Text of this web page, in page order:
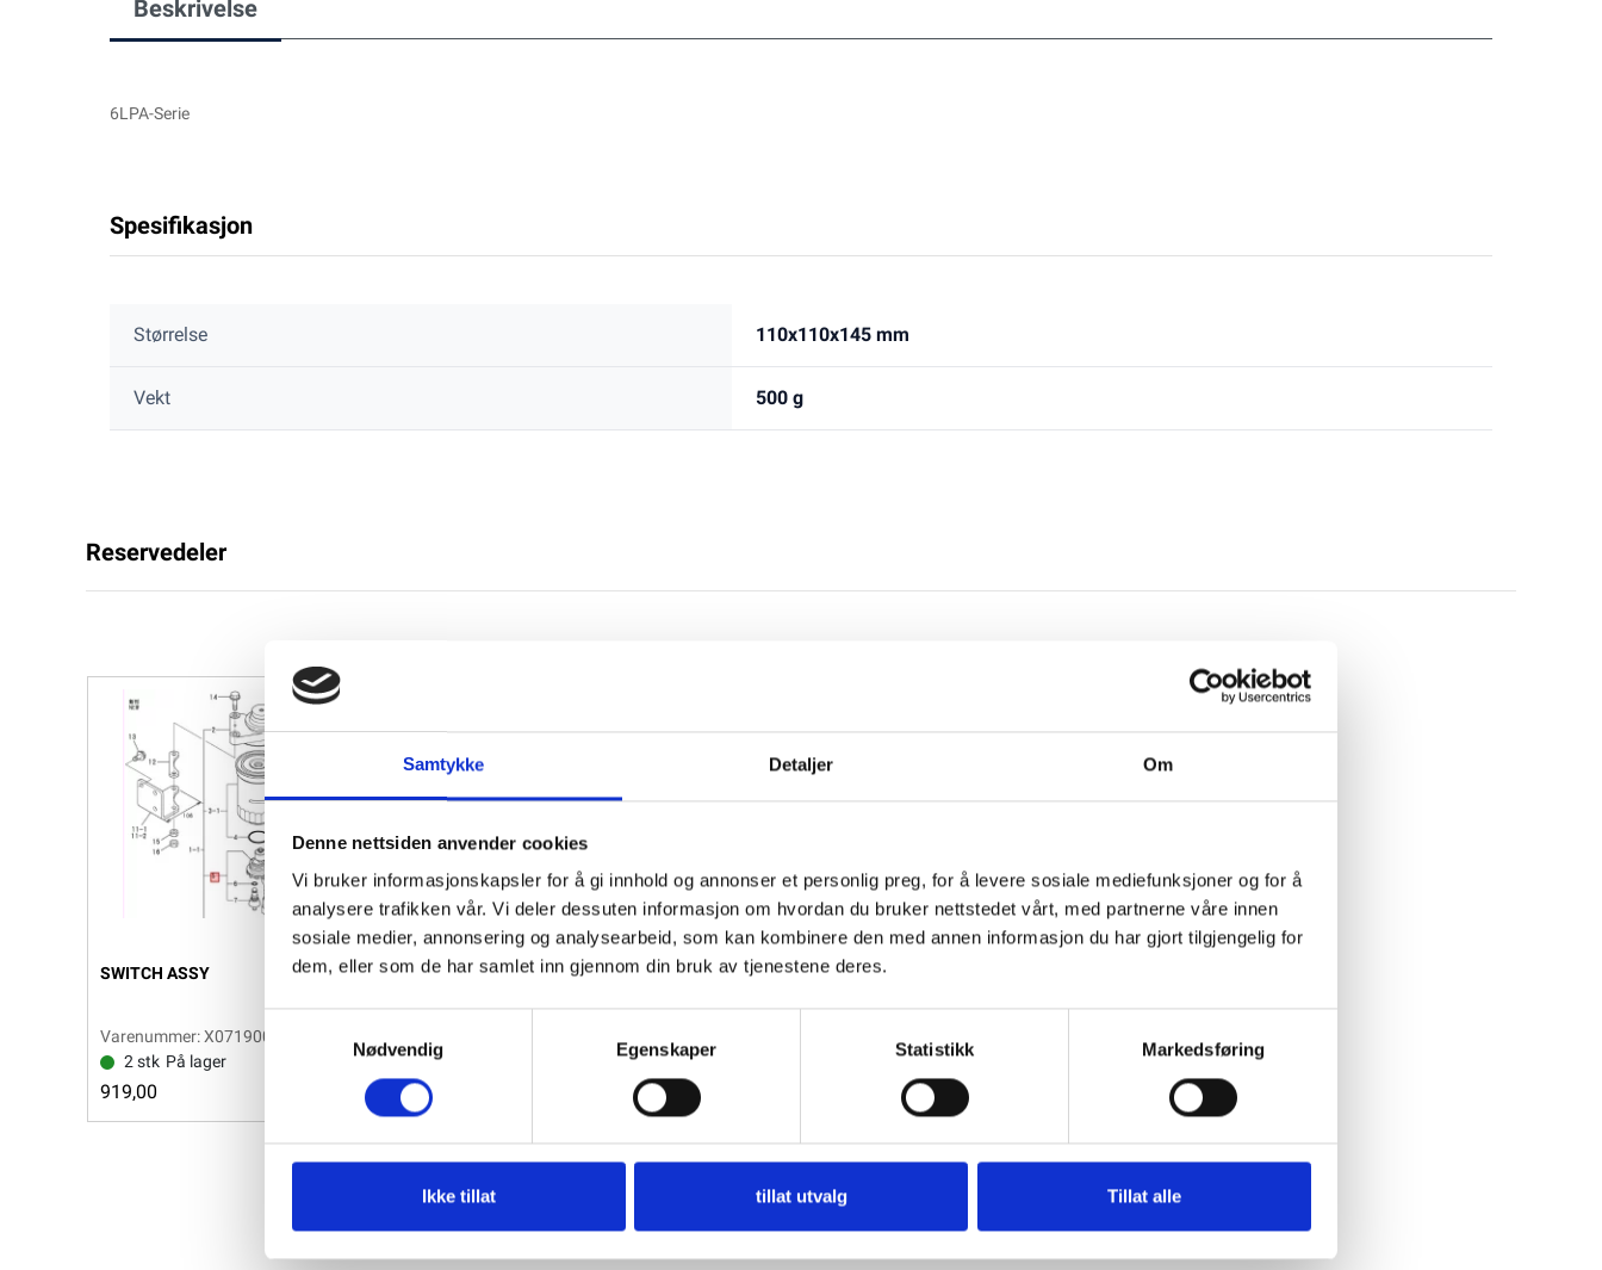
Samtykke Detaljer Om
Denne nettsiden anvender cookies
Vi bruker informasjonskapsler for å gi innhold og annonser et personlig preg, for å levere sosiale mediefunksjoner og for å
analysere trafikken vår. Vi deler dessuten informasjon om hvordan du bruker nettstedet vårt, med partnerne våre innen
sosiale medier, annonsering og analysearbeid, som kan kombinere den med annen informasjon du har gjort tilgjengelig for
dem, eller som de har samlet inn gjennom din bruk av tjenestene deres.
Nødvendig
Egenskaper Statistikk Markedsføring
Ikke tillat tillat utvalg Tillat alle
Beskrivelse
6LPA-Serie
Spesifikasjon
Størrelse 110x110x145 mm
Vekt 500 g
Reservedeler
SWITCH ASSY
Varenummer: X0719005370
2 stk På lager
919,00